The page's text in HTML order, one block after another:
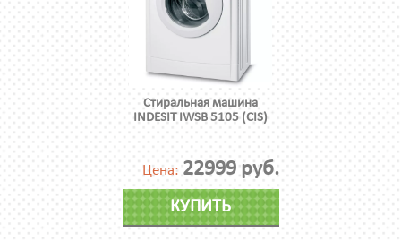
Стиральная машина
INDESIT IWSB 5105 (CIS)
Цена: 22999 руб.
КУПИТЬ